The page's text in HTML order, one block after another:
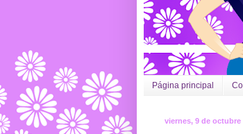
Página principal
viernes, 9 de octubre